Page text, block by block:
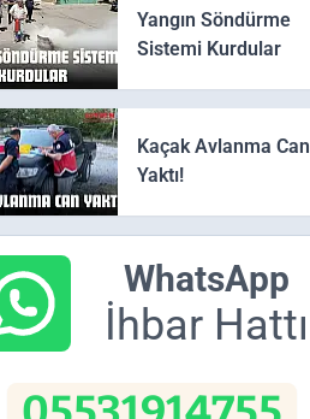
Yangın Söndürme
Sistemi Kurdular
Kaçak Avlanma Can
Yaktı!
WhatsApp
İhbar Hattı